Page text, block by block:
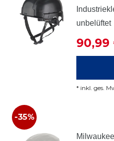
unbelüftet
90,99
* inkl. ges.
-35%